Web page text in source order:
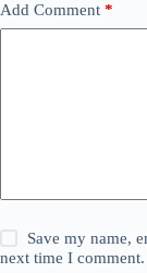
Add Comment *
Save my name,
next time I comment.